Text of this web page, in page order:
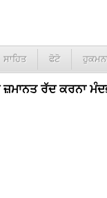
ਸਾਹਿਤ ਫੋਟੋ
ਰੱਦ ਕਰਨਾ